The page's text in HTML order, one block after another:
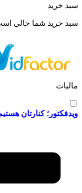
سبد خرید
سبد خرید شما خالی
مالیات
ویدفکتور؛ کنارتان